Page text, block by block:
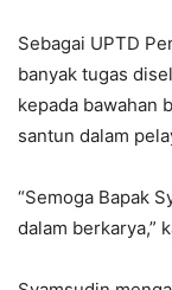
Sebagai UPTD
banyak tugas
kepada bawahan
santun dalam
“Semoga Bapak
dalam berkarya,”